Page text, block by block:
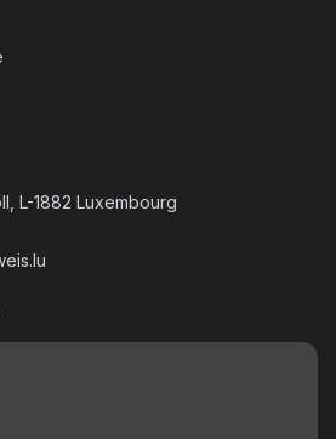
L-1882 Luxembourg